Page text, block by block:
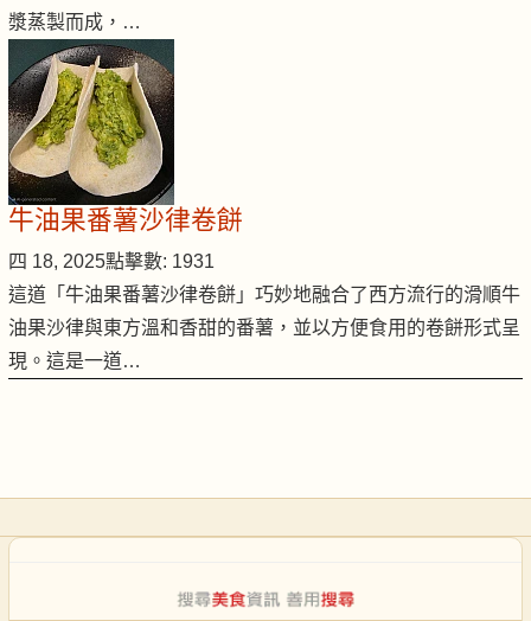
漿蒸製而成，…
牛油果番薯沙律卷餅
四 18, 2025點擊數: 1931
這道「牛油果番薯沙律卷餅」巧妙地融合了西方流行的滑順牛
油果沙律與東方溫和香甜的番薯，並以方便食用的卷餅形式呈
現。這是一道…